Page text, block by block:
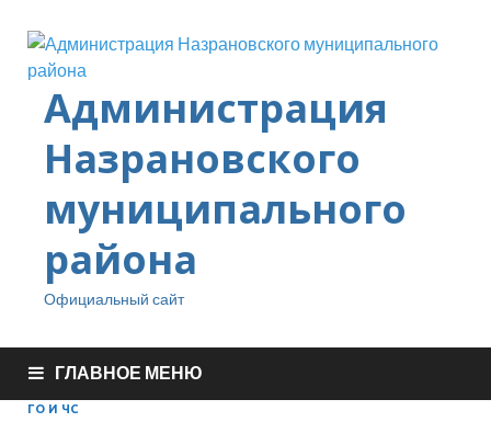
Администрация
Назрановского
муниципального
района
Официальный сайт
ГЛАВНОЕ МЕНЮ
ГО И ЧС